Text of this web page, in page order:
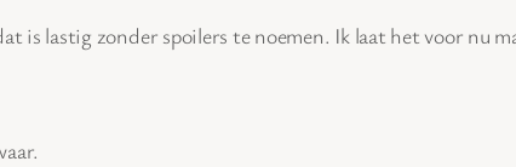
is lastig zonder spoilers te noemen. Ik laat het voor nu